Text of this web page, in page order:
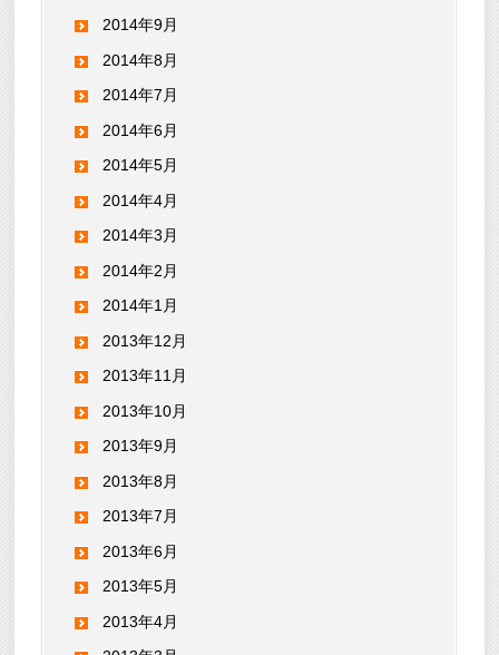
2014年9月
2014年8月
2014年7月
2014年6月
2014年5月
2014年4月
2014年3月
2014年2月
2014年1月
2013年12月
2013年11月
2013年10月
2013年9月
2013年8月
2013年7月
2013年6月
2013年5月
2013年4月